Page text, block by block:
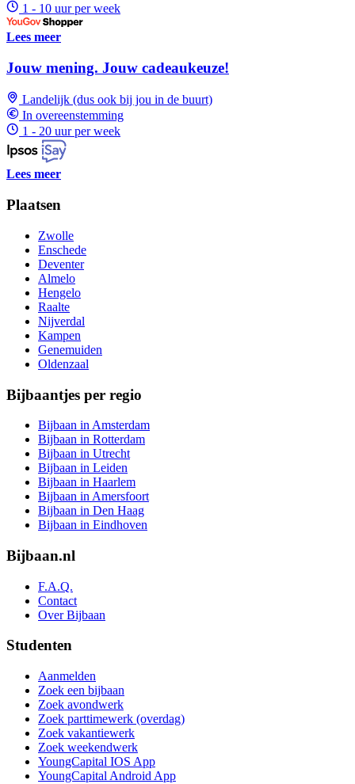
1 - 10 uur per week
Lees meer
Jouw mening. Jouw cadeaukeuze!
Landelijk (dus ook bij jou in de buurt)
In overeenstemming
1 - 20 uur per week
Lees meer
Plaatsen
Zwolle
Enschede
Deventer
Almelo
Hengelo
Raalte
Nijverdal
Kampen
Genemuiden
Oldenzaal
Bijbaantjes per regio
Bijbaan in Amsterdam
Bijbaan in Rotterdam
Bijbaan in Utrecht
Bijbaan in Leiden
Bijbaan in Haarlem
Bijbaan in Amersfoort
Bijbaan in Den Haag
Bijbaan in Eindhoven
Bijbaan.nl
F.A.Q.
Contact
Over Bijbaan
Studenten
Aanmelden
Zoek een bijbaan
Zoek avondwerk
Zoek parttimewerk (overdag)
Zoek vakantiewerk
Zoek weekendwerk
YoungCapital IOS App
YoungCapital Android App